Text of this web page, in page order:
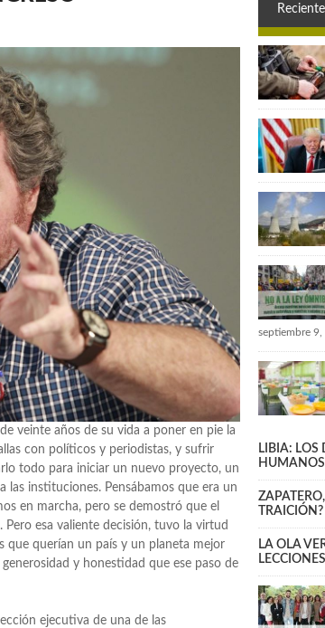
veinte años de su vida a poner en pie la
con políticos y periodistas, y sufrir
todo para iniciar un nuevo proyecto, un
las instituciones. Pensábamos que era un
en marcha, pero se demostró que el
esa valiente decisión, tuvo la virtud
que querían un país y un planeta mejor
y honestidad que ese paso de
ejecutiva de una de las
septiembre
LIBIA: LOS
TRAICIÓN?
LA OLA